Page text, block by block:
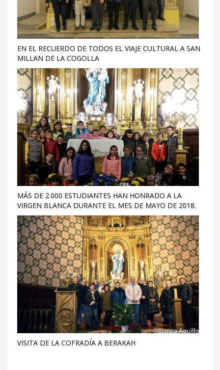
EN EL RECUERDO DE TODOS EL VIAJE CULTURAL A SAN
MILLAN DE LA COGOLLA
MÁS DE 2.000 ESTUDIANTES HAN HONRADO A LA
VIRGEN BLANCA DURANTE EL MES DE MAYO DE 2018.
VISITA DE LA COFRADÍA A BERAKAH